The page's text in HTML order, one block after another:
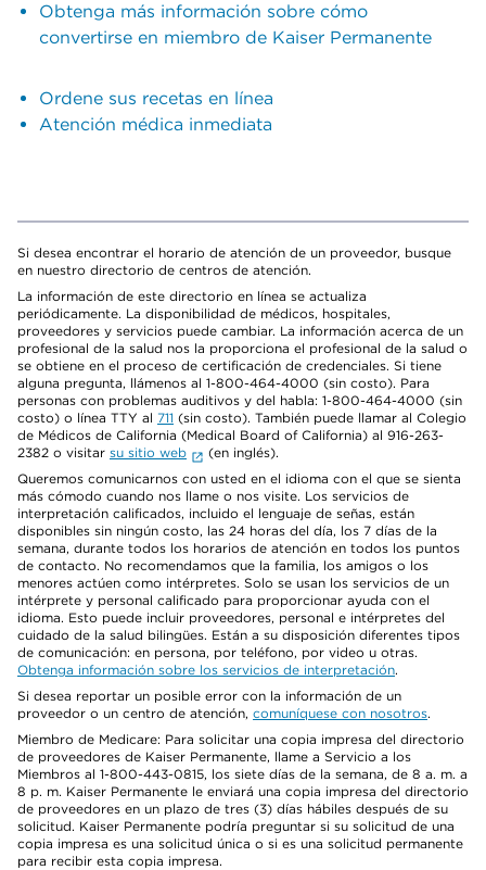
Obtenga más información sobre cómo
convertirse en miembro de Kaiser Permanente
Ordene sus recetas en línea
Atención médica inmediata
Si desea encontrar el horario de atención de un proveedor, busque
en nuestro directorio de centros de atención.
La información de este directorio en línea se actualiza
periódicamente. La disponibilidad de médicos, hospitales,
proveedores y servicios puede cambiar. La información acerca de un
profesional de la salud nos la proporciona el profesional de la salud o
se obtiene en el proceso de certificación de credenciales. Si tiene
alguna pregunta, llámenos al 1-800-464-4000 (sin costo). Para
personas con problemas auditivos y del habla: 1-800-464-4000 (sin
costo) o línea TTY al 711 (sin costo). También puede llamar al Colegio
de Médicos de California (Medical Board of California) al 916-263-
2382 o visitar su sitio web
(en inglés).
Queremos comunicarnos con usted en el idioma con el que se sienta
más cómodo cuando nos llame o nos visite. Los servicios de
interpretación calificados, incluido el lenguaje de señas, están
disponibles sin ningún costo, las 24 horas del día, los 7 días de la
semana, durante todos los horarios de atención en todos los puntos
de contacto. No recomendamos que la familia, los amigos o los
menores actúen como intérpretes. Solo se usan los servicios de un
intérprete y personal calificado para proporcionar ayuda con el
idioma. Esto puede incluir proveedores, personal e intérpretes del
cuidado de la salud bilingües. Están a su disposición diferentes tipos
de comunicación: en persona, por teléfono, por video u otras.
Obtenga información sobre los servicios de interpretación.
Si desea reportar un posible error con la información de un
proveedor o un centro de atención, comuníquese con nosotros.
Miembro de Medicare: Para solicitar una copia impresa del directorio
de proveedores de Kaiser Permanente, llame a Servicio a los
Miembros al 1-800-443-0815, los siete días de la semana, de 8 a. m. a
8 p. m. Kaiser Permanente le enviará una copia impresa del directorio
de proveedores en un plazo de tres (3) días hábiles después de su
solicitud. Kaiser Permanente podría preguntar si su solicitud de una
copia impresa es una solicitud única o si es una solicitud permanente
para recibir esta copia impresa.